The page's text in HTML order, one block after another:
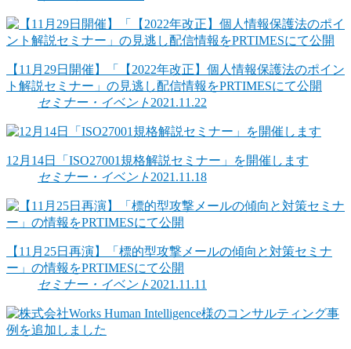
【11月29日開催】「【2022年改正】個人情報保護法のポイン
ト解説セミナー」の見逃し配信情報をPRTIMESにて公開
セミナー・イベント 2021.11.22
12月14日「ISO27001規格解説セミナー」を開催します
セミナー・イベント 2021.11.18
【11月25日再演】「標的型攻撃メールの傾向と対策セミナ
ー」の情報をPRTIMESにて公開
セミナー・イベント 2021.11.11